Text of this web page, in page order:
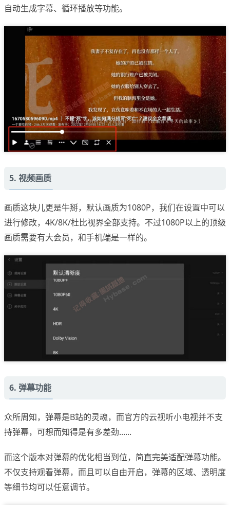
自动生成字幕、循环播放等功能。
5. 视频画质
画质这块儿更是牛掰，默认画质为1080P，我们在设置中可以
进行修改，4K/8K/杜比视界全部支持。不过1080P以上的顶级
画质需要有大会员，和手机端是一样的。
6. 弹幕功能
众所周知，弹幕是B站的灵魂，而官方的云视听小电视并不支
持弹幕，可想而知得是有多差劲......
而这个版本对弹幕的优化相当到位，简直完美适配弹幕功能。
不仅支持观看弹幕，而且可以自由开启，弹幕的区域、透明度
等细节均可以任意调节。